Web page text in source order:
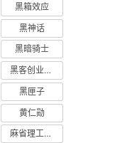
黑箱效应
黑神话
黑暗骑士
黑客创业主义
黑匣子
黄仁勋
麻省理工学院